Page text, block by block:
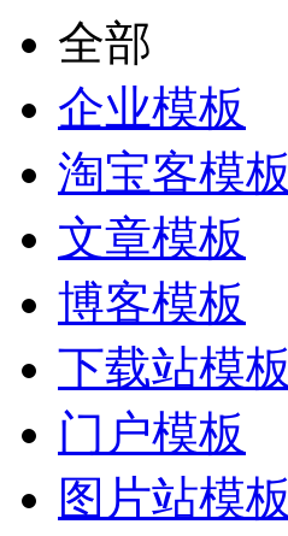
全部
企业模板
淘宝客模板
文章模板
博客模板
下载站模板
门户模板
图片站模板